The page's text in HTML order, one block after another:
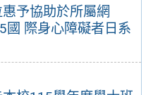
予協助於所屬網
國 際身心障礙者日系